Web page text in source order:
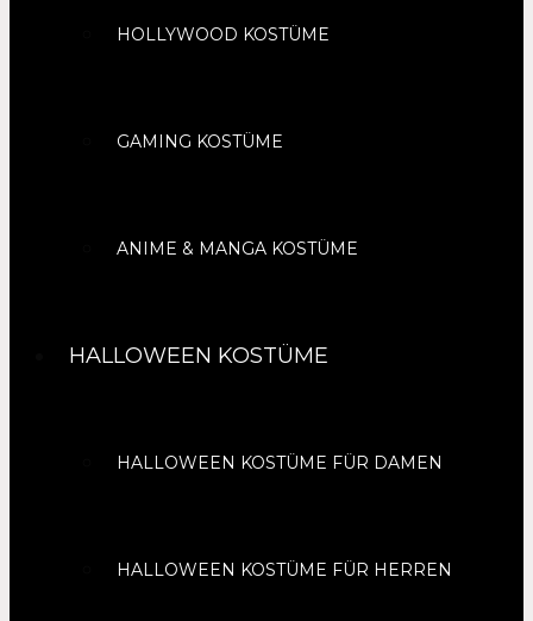
HOLLYWOOD KOSTÜME
GAMING KOSTÜME
ANIME & MANGA KOSTÜME
HALLOWEEN KOSTÜME
HALLOWEEN KOSTÜME FÜR DAMEN
HALLOWEEN KOSTÜME FÜR HERREN